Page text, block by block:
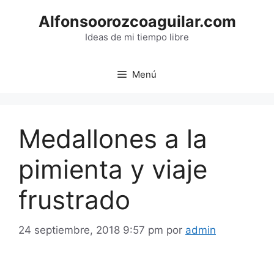
Alfonsoorozcoaguilar.com
Ideas de mi tiempo libre
Menú
Medallones a la
pimienta y viaje
frustrado
24 septiembre, 2018 9:57 pm por admin